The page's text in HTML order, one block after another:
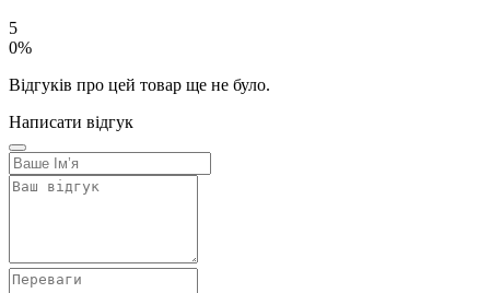
5
0%
Відгуків про цей товар ще не було.
Написати відгук